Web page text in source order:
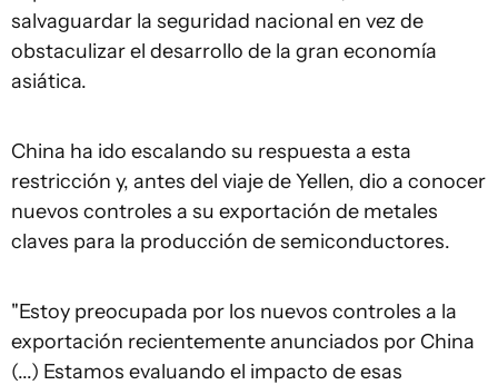
salvaguardar la seguridad nacional en vez de
obstaculizar el desarrollo de la gran economía
asiática.
China ha ido escalando su respuesta a esta
restricción y, antes del viaje de Yellen, dio a conocer
nuevos controles a su exportación de metales
claves para la producción de semiconductores.
"Estoy preocupada por los nuevos controles a la
exportación recientemente anunciados por China
(...) Estamos evaluando el impacto de esas